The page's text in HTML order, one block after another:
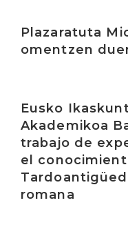
Plazaratuta
omentzen
Eusko
Akademikoa
trabajo de
el
romana